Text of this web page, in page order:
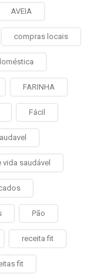
AVEIA
compras locais
FARINHA
Fácil
vida saudável
Pão
receita fit
fit